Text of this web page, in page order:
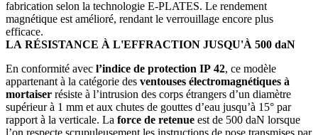
fabrication selon la technologie E-PLATES. Le rendement
magnétique est amélioré, rendant le verrouillage encore plus
efficace.
LA RÉSISTANCE À L'EFFRACTION JUSQU'À 500 daN
En conformité avec l’indice de protection IP 42, ce modèle
appartenant à la catégorie des ventouses électromagnétiques à
mortaiser résiste à l’intrusion des corps étrangers d’un diamètre
supérieur à 1 mm et aux chutes de gouttes d’eau jusqu’à 15° par
rapport à la verticale. La force de retenue est de 500 daN lorsque
l’on respecte scrupuleusement les instructions de pose transmises par